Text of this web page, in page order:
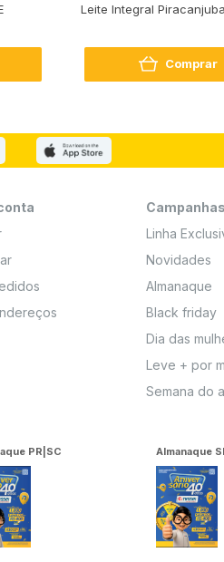
Leite Integral Piracanjuba
Comprar
Campanhas
Linha
Novidades
Almanaque
Black friday
Dia das
Leve + por
Semana do
PR|SC Almanaque